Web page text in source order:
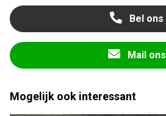
Bel ons
Mail ons
Mogelijk ook interessant